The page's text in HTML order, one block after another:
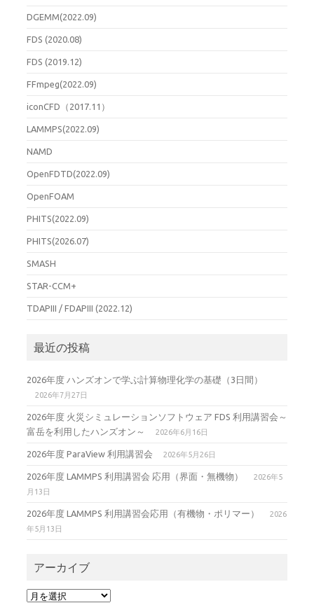
DGEMM(2022.09)
FDS (2020.08)
FDS (2019.12)
FFmpeg(2022.09)
iconCFD（2017.11）
LAMMPS(2022.09)
NAMD
OpenFDTD(2022.09)
OpenFOAM
PHITS(2022.09)
PHITS(2026.07)
SMASH
STAR-CCM+
TDAPIII / FDAPIII (2022.12)
最近の投稿
2026年度 ハンズオンで学ぶ計算物理化学の基礎（3日間）
2026年7月27日
2026年度 火災シミュレーションソフトウェア FDS 利用講習会～
富岳を利用したハンズオン～
2026年6月16日
2026年度 ParaView 利用講習会 2026年5月26日
2026年度 LAMMPS 利用講習会 応用（界面・無機物）
2026年5
月13日
2026年度 LAMMPS 利用講習会応用（有機物・ポリマー）
2026
年5月13日
アーカイブ
ア